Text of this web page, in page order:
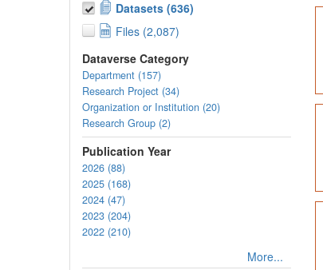
Datasets (636)
Files (2,087)
Dataverse Category
Department (157)
Research Project (34)
Organization or Institution (20)
Research Group (2)
Publication Year
2026 (88)
2025 (168)
2024 (47)
2023 (204)
2022 (210)
More...